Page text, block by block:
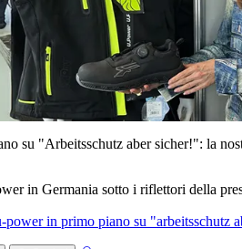
su "Arbeitsschutz aber sicher!": la
in Germania sotto i riflettori della
in primo piano su "arbeitsschutz